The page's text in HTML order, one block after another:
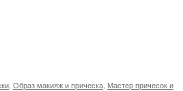
Образ макияж и прическа Мастер причесок и